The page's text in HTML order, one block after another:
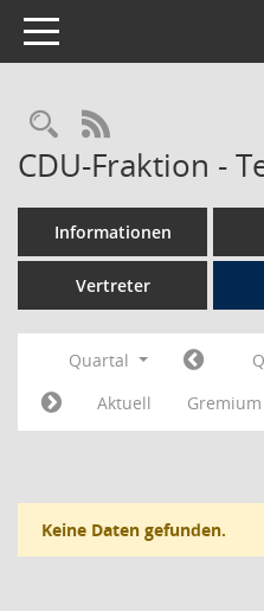
Toggle navigation
RSS-Feed
CDU-Fraktion -
Informationen
Vertreter
Quartal
Aktuell
Keine Daten gefunden.